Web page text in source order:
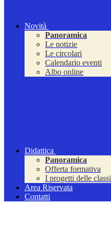
Novità
Panoramica
Le notizie
Le circolari
Calendario eventi
Albo online
Didattica
Panoramica
Offerta formativa
I progetti delle classi
Area Riservata
Contatti